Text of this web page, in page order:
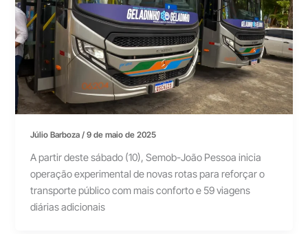
Júlio Barboza/9 de maio de 2025
A partir deste sábado (10), Semob-João Pessoa inicia
operação experimental de novas rotas para reforçar o
transporte público com mais conforto e 59 viagens
diárias adicionais